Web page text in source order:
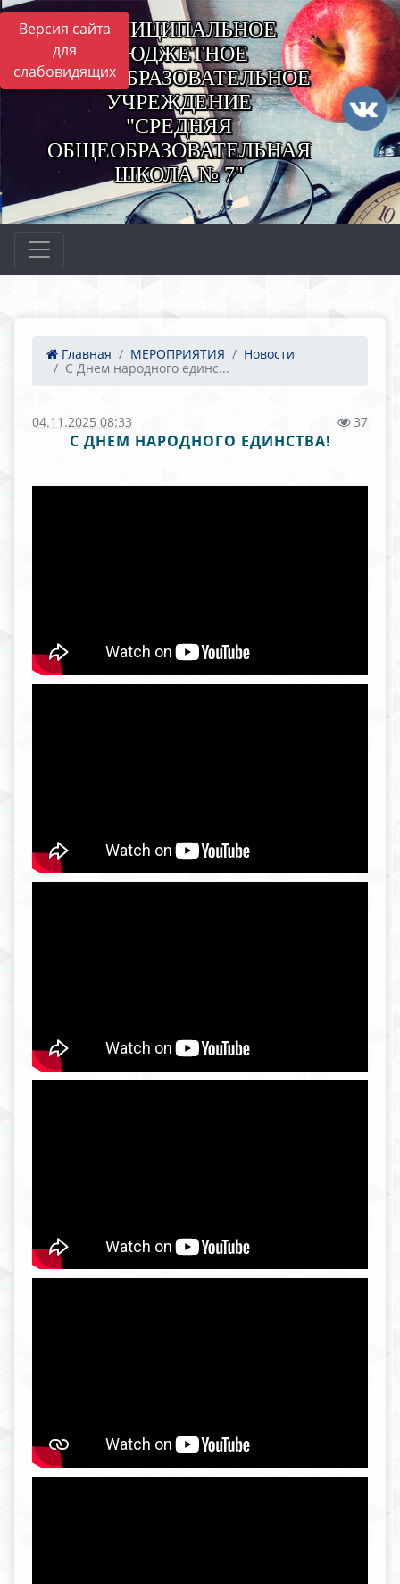
Версия сайта
для
слабовидящих
МУНИЦИПАЛЬНОЕ
БЮДЖЕТНОЕ
ОБЩЕОБРАЗОВАТЕЛЬНОЕ
УЧРЕЖДЕНИЕ
"СРЕДНЯЯ
ОБЩЕОБРАЗОВАТЕЛЬНАЯ
ШКОЛА № 7"
Главная МЕРОПРИЯТИЯ
Новости
С Днем народного единс...
04.11.2025 08:33 37
С ДНЕМ НАРОДНОГО ЕДИНСТВА!